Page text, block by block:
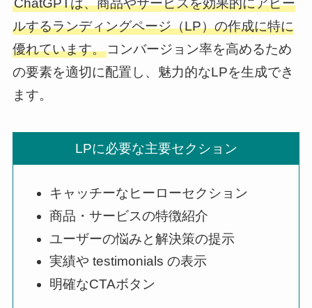
ルするランディングページ（LP）の作成に特に
優れています。コンバージョン率を高めるため
の要素を適切に配置し、魅力的なLPを生成でき
ます。
LPに必要な主要セクション
キャッチーなヒーローセクション
商品・サービスの特徴紹介
ユーザーの悩みと解決策の提示
実績や testimonials の表示
明確なCTAボタン